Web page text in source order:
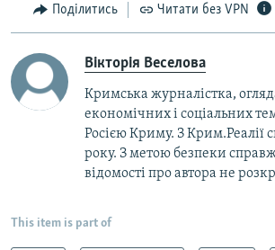
Поділитись Читати без VPN
Вікторія Веселова
Кримська журналістка,
економічних і соціальних
Росією Криму. З Крим.Реалії
року. З метою безпеки
відомості про автора не
This item is part of